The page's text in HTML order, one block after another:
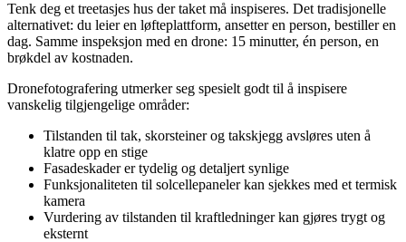
Tenk deg et treetasjes hus der taket må inspiseres. Det tradisjonelle
alternativet: du leier en løfteplattform, ansetter en person, bestiller en
dag. Samme inspeksjon med en drone: 15 minutter, én person, en
brøkdel av kostnaden.
Dronefotografering utmerker seg spesielt godt til å inspisere
vanskelig tilgjengelige områder:
Tilstanden til tak, skorsteiner og takskjegg avsløres uten å
klatre opp en stige
Fasadeskader er tydelig og detaljert synlige
Funksjonaliteten til solcellepaneler kan sjekkes med et termisk
kamera
Vurdering av tilstanden til kraftledninger kan gjøres trygt og
eksternt